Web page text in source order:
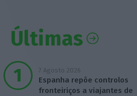
Últimas
7 Agosto 2026
Espanha repõe controlos
fronteiriços a viajantes de